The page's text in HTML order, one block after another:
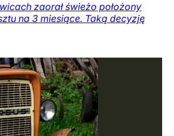
zaorał świeżo położony
na 3 miesiące. Taką decyzję